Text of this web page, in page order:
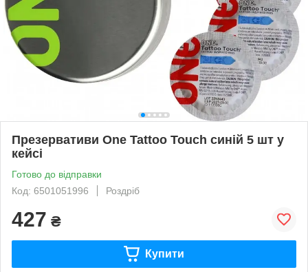
Презервативи One Tattoo Touch синій 5 шт у
кейсі
Готово до відправки
Код: 6501051996
Роздріб
427 ₴
Купити